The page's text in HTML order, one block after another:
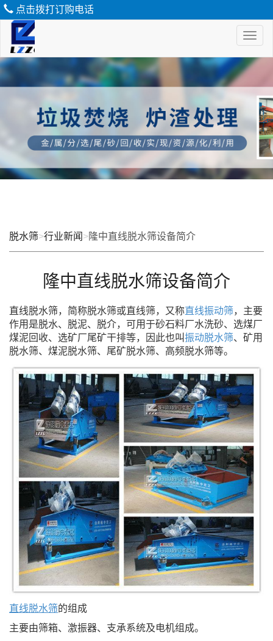
点击拨打订购电话
脱
水
脱水筛>行业新闻 >隆中直线脱水筛设备简介
隆中直线脱水筛设备简介
直线脱水筛，简称脱水筛或直线筛，又称直线振动筛，主要
作用是脱水、脱泥、脱介，可用于砂石料厂水洗砂、选煤厂
煤泥回收、选矿厂尾矿干排等，因此也叫振动脱水筛、矿用
脱水筛、煤泥脱水筛、尾矿脱水筛、高频脱水筛等。
直线脱水筛的组成
主要由筛箱、激振器、支承系统及电机组成。